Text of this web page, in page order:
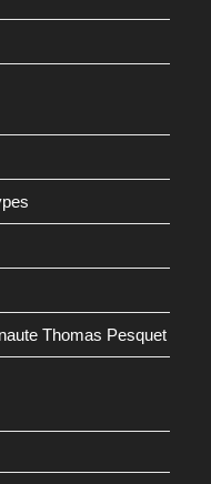
Thomas Pesquet